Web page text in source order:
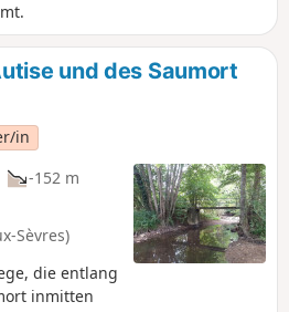
und des Saumort
in
-152 m
Sèvres)
die entlang
inmitten